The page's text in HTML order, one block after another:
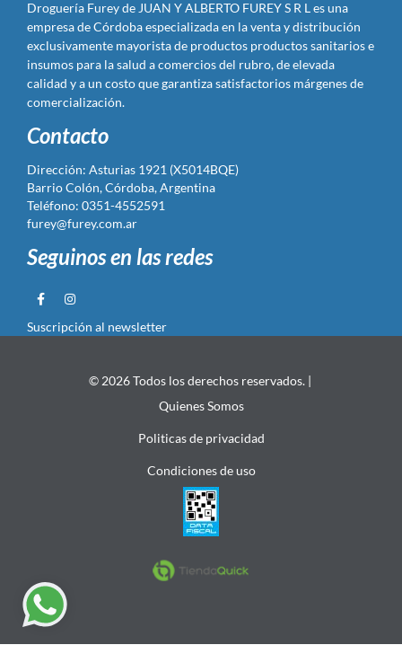
Droguería Furey de JUAN Y ALBERTO FUREY S R L es una
empresa de Córdoba especializada en la venta y distribución
exclusivamente mayorista de productos productos sanitarios e
insumos para la salud a comercios del rubro, de elevada
calidad y a un costo que garantiza satisfactorios márgenes de
comercialización.
Contacto
Dirección: Asturias 1921 (X5014BQE)
Barrio Colón, Córdoba, Argentina
Teléfono: 0351-4552591
furey@furey.com.ar
Seguinos en las redes
Suscripción al newsletter
© 2026 Todos los derechos reservados. |
Quienes Somos
Politicas de privacidad
Condiciones de uso